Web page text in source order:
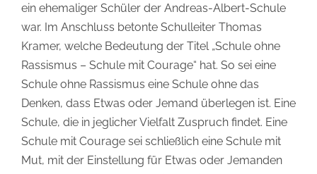
ein ehemaliger Schüler der Andreas-Albert-Schule
war. Im Anschluss betonte Schulleiter Thomas
Kramer, welche Bedeutung der Titel „Schule ohne
Rassismus – Schule mit Courage“ hat. So sei eine
Schule ohne Rassismus eine Schule ohne das
Denken, dass Etwas oder Jemand überlegen ist. Eine
Schule, die in jeglicher Vielfalt Zuspruch findet. Eine
Schule mit Courage sei schließlich eine Schule mit
Mut, mit der Einstellung für Etwas oder Jemanden